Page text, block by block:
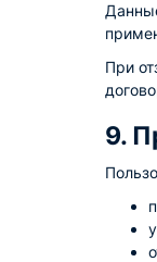
При
9.